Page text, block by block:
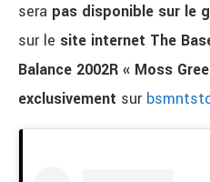
sera pas disponible sur le
sur le site internet The
Balance 2002R « Moss
exclusivement sur